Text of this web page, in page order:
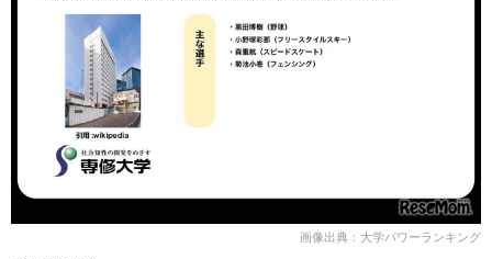
画像出典：大学パワーランキング